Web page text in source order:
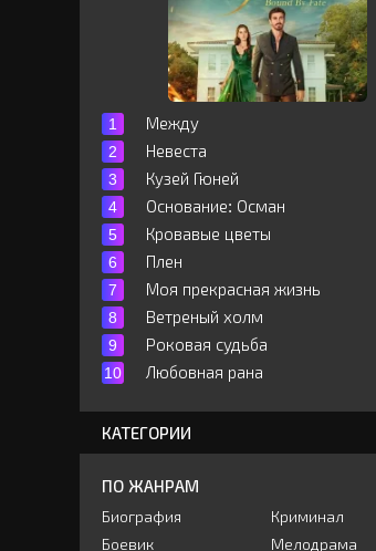
Между
Невеста
Кузей Гюней
Основание: Осман
Кровавые цветы
Плен
Моя прекрасная жизнь
Ветреный холм
Роковая судьба
Любовная рана
КАТЕГОРИИ
ПО ЖАНРАМ
Биография
Боевик
Криминал
Мелодрама